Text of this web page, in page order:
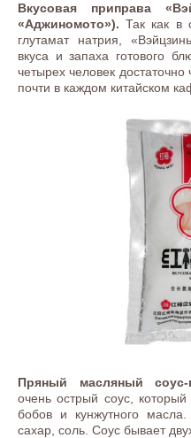
Вкусовая приправа
«Аджиномото»). Так как в
глутамат натрия,
вкуса и запаха готового
четырех человек
почти в каждом китайском
Пряный масляный соус-
очень острый соус,
бобов и кунжутного
сахар, соль. Соус бывает